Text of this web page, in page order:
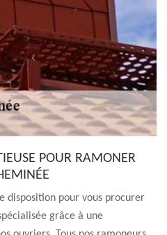
POUR RAMONER
disposition pour vous procurer
grâce à une